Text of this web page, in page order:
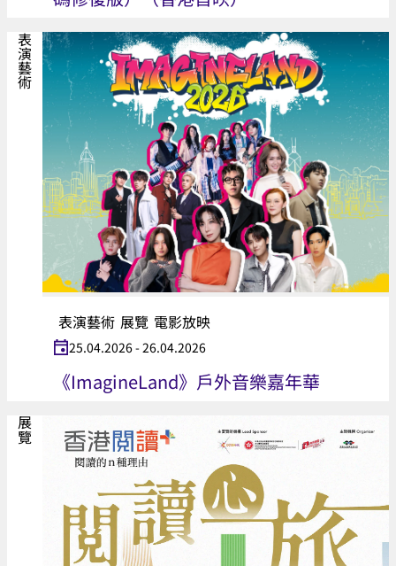
表演藝術
表演藝術 展覽 電影放映
25.04.2026 - 26.04.2026
《ImagineLand》戶外音樂嘉年華
展覽